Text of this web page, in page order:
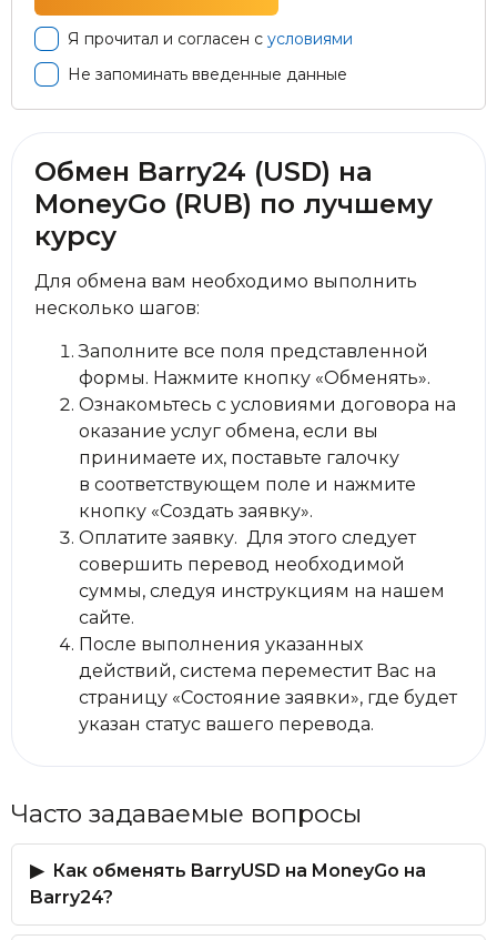
Я прочитал и согласен с условиями
Не запоминать введенные данные
Обмен Barry24 (USD) на
MoneyGo (RUB) по лучшему
курсу
Для обмена вам необходимо выполнить
несколько шагов:
Заполните все поля представленной
формы. Нажмите кнопку «Обменять».
Ознакомьтесь с условиями договора на
оказание услуг обмена, если вы
принимаете их, поставьте галочку
в соответствующем поле и нажмите
кнопку «Создать заявку».
Оплатите заявку. Для этого следует
совершить перевод необходимой
суммы, следуя инструкциям на нашем
сайте.
После выполнения указанных
действий, система переместит Вас на
страницу «Состояние заявки», где будет
указан статус вашего перевода.
Часто задаваемые вопросы
Как обменять BarryUSD на MoneyGo на
Barry24?